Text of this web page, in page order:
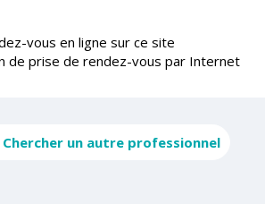
vous en ligne sur ce site
de prise de rendez-vous par Internet
Chercher un autre professionnel